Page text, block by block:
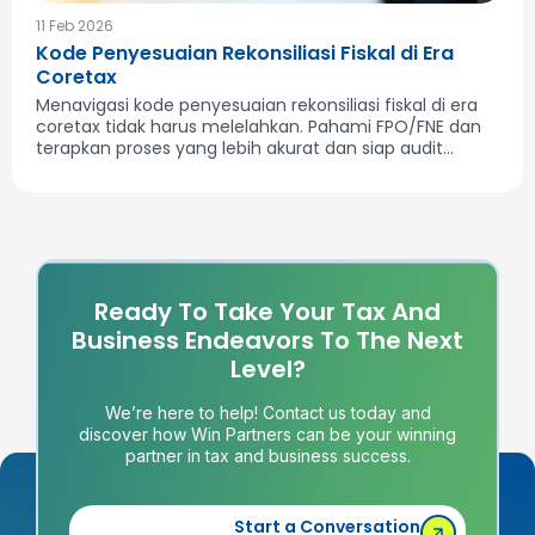
11 Feb 2026
Kode Penyesuaian Rekonsiliasi Fiskal di Era
Coretax
Menavigasi kode penyesuaian rekonsiliasi fiskal di era
coretax tidak harus melelahkan. Pahami FPO/FNE dan
terapkan proses yang lebih akurat dan siap audit...
Ready To Take Your Tax And
Business Endeavors To The Next
Level?
We’re here to help! Contact us today and
discover how Win Partners can be your winning
partner in tax and business success.
Start a Conversation